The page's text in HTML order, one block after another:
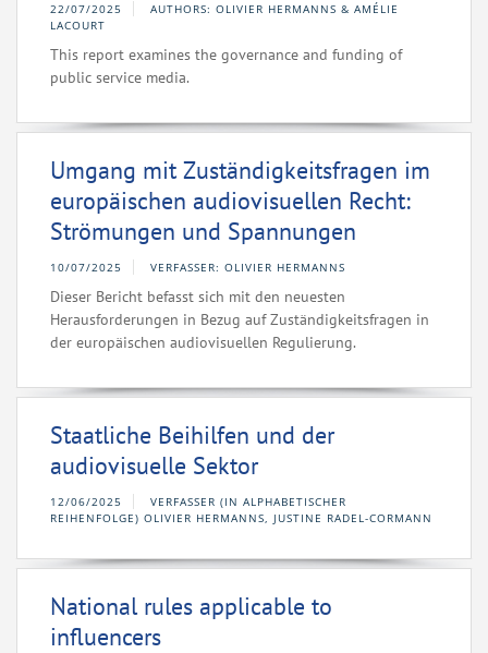
22/07/2025
AUTHORS: OLIVIER HERMANNS & AMÉLIE
LACOURT
This report examines the governance and funding of
public service media.
Umgang mit Zuständigkeitsfragen im
europäischen audiovisuellen Recht:
Strömungen und Spannungen
10/07/2025 VERFASSER: OLIVIER HERMANNS
Dieser Bericht befasst sich mit den neuesten
Herausforderungen in Bezug auf Zuständigkeitsfragen in
der europäischen audiovisuellen Regulierung.
Staatliche Beihilfen und der
audiovisuelle Sektor
12/06/2025
VERFASSER (IN ALPHABETISCHER
REIHENFOLGE) OLIVIER HERMANNS, JUSTINE RADEL-CORMANN
National rules applicable to
influencers